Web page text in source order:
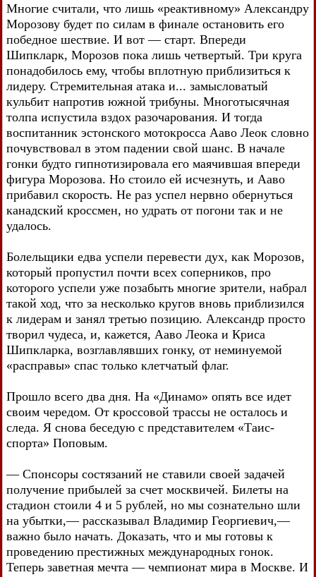
Многие считали, что лишь «реактивному» Александру
Морозову будет по силам в финале остановить его
победное шествие. И вот — старт. Впереди
Шипкларк, Морозов пока лишь четвертый. Три круга
понадобилось ему, чтобы вплотную приблизиться к
лидеру. Стремительная атака и... замысловатый
кульбит напротив южной трибуны. Многотысячная
толпа испустила вздох разочарования. И тогда
воспитанник эстонского мотокросса Ааво Леок словно
почувствовал в этом падении свой шанс. В начале
гонки будто гипнотизировала его маячившая впереди
фигура Морозова. Но стоило ей исчезнуть, и Ааво
прибавил скорость. Не раз успел нервно обернуться
канадский кроссмен, но удрать от погони так и не
удалось.
Болельщики едва успели перевести дух, как Морозов,
который пропустил почти всех соперников, про
которого успели уже позабыть многие зрители, набрал
такой ход, что за несколько кругов вновь приблизился
к лидерам и занял третью позицию. Александр просто
творил чудеса, и, кажется, Ааво Леока и Криса
Шипкларка, возглавлявших гонку, от неминуемой
«расправы» спас только клетчатый флаг.
Прошло всего два дня. На «Динамо» опять все идет
своим чередом. От кроссовой трассы не осталось и
следа. Я снова беседую с представителем «Таис-
спорта» Поповым.
— Спонсоры состязаний не ставили своей задачей
получение прибылей за счет москвичей. Билеты на
стадион стоили 4 и 5 рублей, но мы сознательно шли
на убытки,— рассказывал Владимир Георгиевич,—
важно было начать. Доказать, что и мы готовы к
проведению престижных международных гонок.
Теперь заветная мечта — чемпионат мира в Москве. И